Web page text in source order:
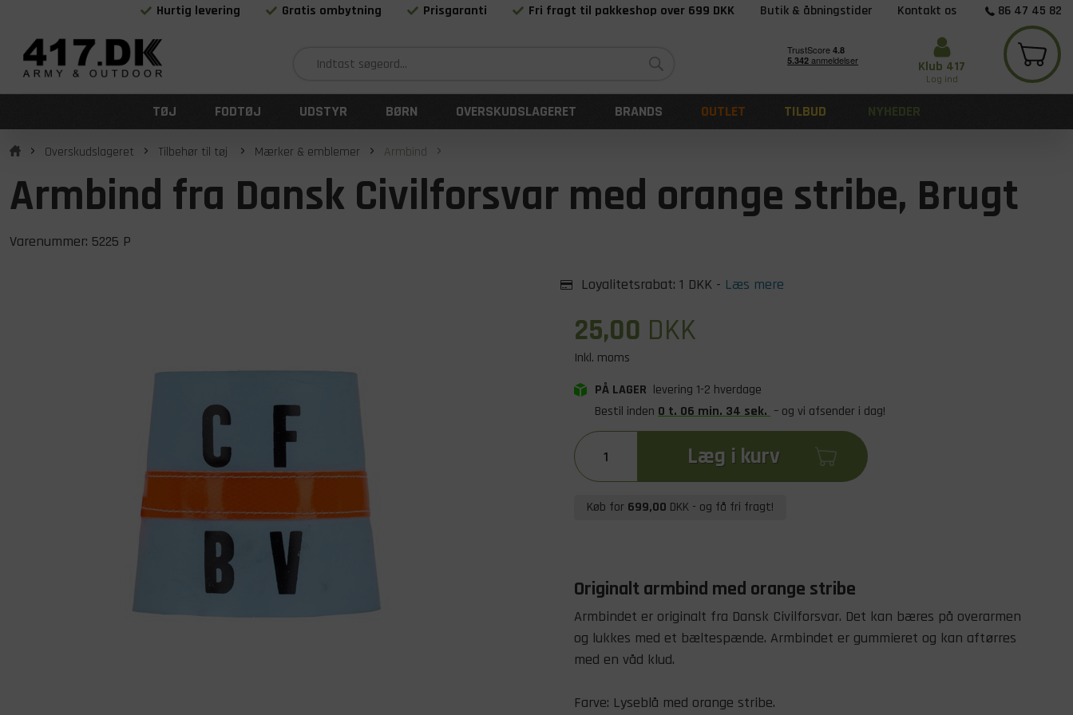
Hurtig levering Gratis ombytning Prisgaranti Fri fragt til pakkeshop over 699 DKK Butik & åbningstider Kontakt os
86 47 45 82
Klub 417
Log ind
TØJ FODTØJ UDSTYR BØRN OVERSKUDSLAGERET BRANDS OUTLET TILBUD NYHEDER
Overskudslageret Tilbehør til tøj Mærker & emblemer Armbind
Armbind fra Dansk Civilforsvar med orange stribe, Brugt
Varenummer: 5225 P
Loyalitetsrabat: 1 DKK - Læs mere
25,00 DKK
Inkl. moms
PÅ LAGER levering 1-2 hverdage
Bestil inden 0 t. 06 min. 33 sek. – og vi afsender i dag!
Læg i kurv
Køb for 699,00 DKK - og få fri fragt!
Originalt armbind med orange stribe
Armbindet er originalt fra Dansk Civilforsvar. Det kan bæres på overarmen
og lukkes med et bæltespænde. Armbindet er gummieret og kan aftørres
med en våd klud.
Farve: Lyseblå med orange stribe.